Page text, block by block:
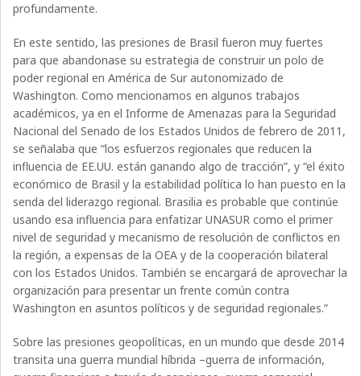
profundamente.
En este sentido, las presiones de Brasil fueron muy fuertes
para que abandonase su estrategia de construir un polo de
poder regional en América de Sur autonomizado de
Washington. Como mencionamos en algunos trabajos
académicos, ya en el Informe de Amenazas para la Seguridad
Nacional del Senado de los Estados Unidos de febrero de 2011,
se señalaba que “los esfuerzos regionales que reducen la
influencia de EE.UU. están ganando algo de tracción”, y “el éxito
económico de Brasil y la estabilidad política lo han puesto en la
senda del liderazgo regional. Brasilia es probable que continúe
usando esa influencia para enfatizar UNASUR como el primer
nivel de seguridad y mecanismo de resolución de conflictos en
la región, a expensas de la OEA y de la cooperación bilateral
con los Estados Unidos. También se encargará de aprovechar la
organización para presentar un frente común contra
Washington en asuntos políticos y de seguridad regionales.”
Sobre las presiones geopolíticas, en un mundo que desde 2014
transita una guerra mundial híbrida –guerra de información,